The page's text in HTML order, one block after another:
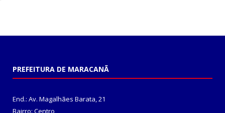
PREFEITURA DE MARACANÃ
End.: Av. Magalhães Barata, 21
Bairro: Centro